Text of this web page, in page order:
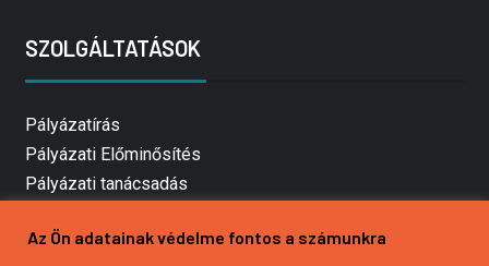
SZOLGÁLTATÁSOK
Pályázatírás
Pályázati Előminősítés
Pályázati tanácsadás
Mezőgazdasági pályázatírás
Az Ön adatainak védelme fontos a számunkra